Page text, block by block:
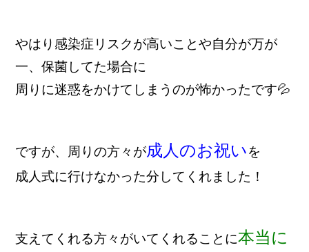
やはり感染症リスクが高いことや自分が万が
一、保菌してた場合に
周りに迷惑をかけてしまうのが怖かったです💦
ですが、周りの方々が成人のお祝いを
成人式に行けなかった分してくれました！
支えてくれる方々がいてくれることに本当に